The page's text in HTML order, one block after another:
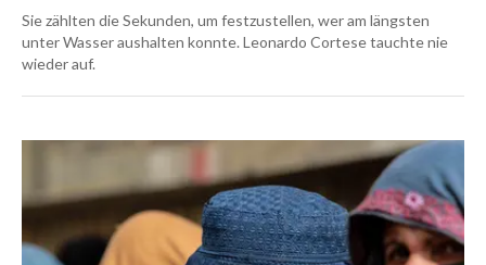
Sie zählten die Sekunden, um festzustellen, wer am längsten
unter Wasser aushalten konnte. Leonardo Cortese tauchte nie
wieder auf.